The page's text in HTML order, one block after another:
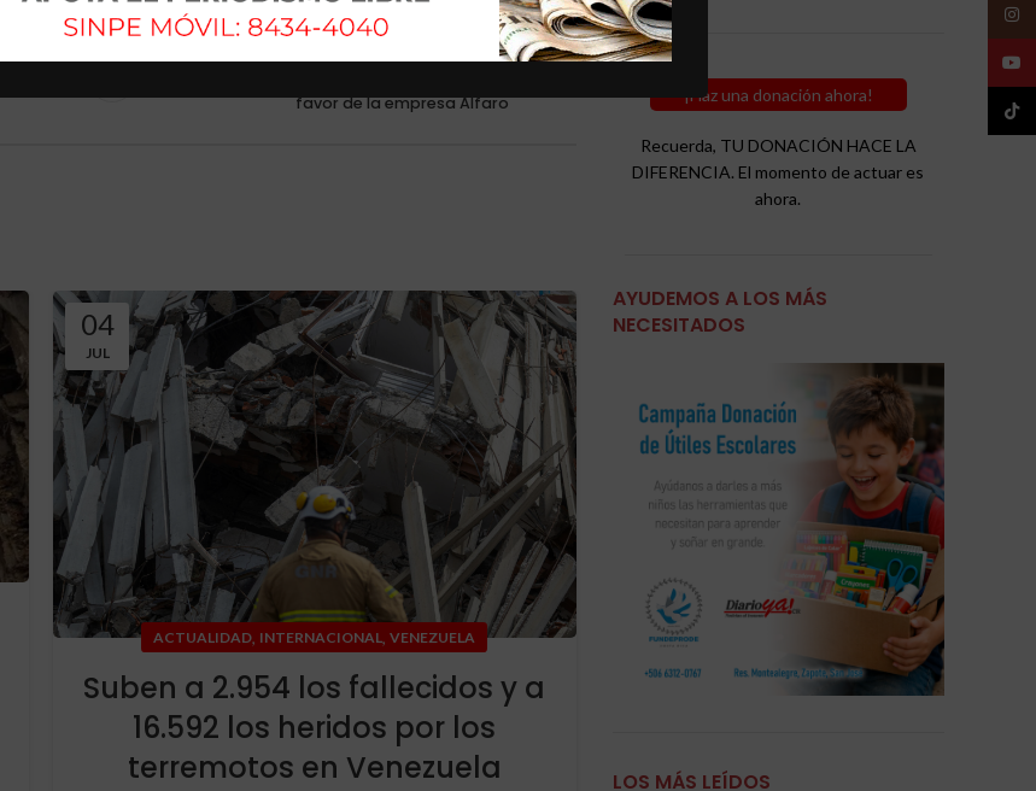
Mas antiguo
favor de la empresa Alfaro
04
JUL
ACTUALIDAD, INTERNACIONAL ,VENEZUELA
Suben a 2.954 los fallecidos y a
16.592 los heridos por los
terremotos en Venezuela
01
ACTUALIDAD,INTERNACIONAL,VENEZUELA
a la fe y a la esperanza
¡Haz una donación ahora!
Recuerda, TU DONACIÓN HACE LA
DIFERENCIA. El momento de actuar es
ahora.
AYUDEMOS A LOS MÁS
NECESITADOS
LOS MÁS LEÍDOS